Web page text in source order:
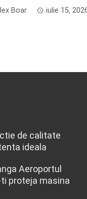
Boar iulie 15,
de calitate
ideala
Aeroportul
proteja masina